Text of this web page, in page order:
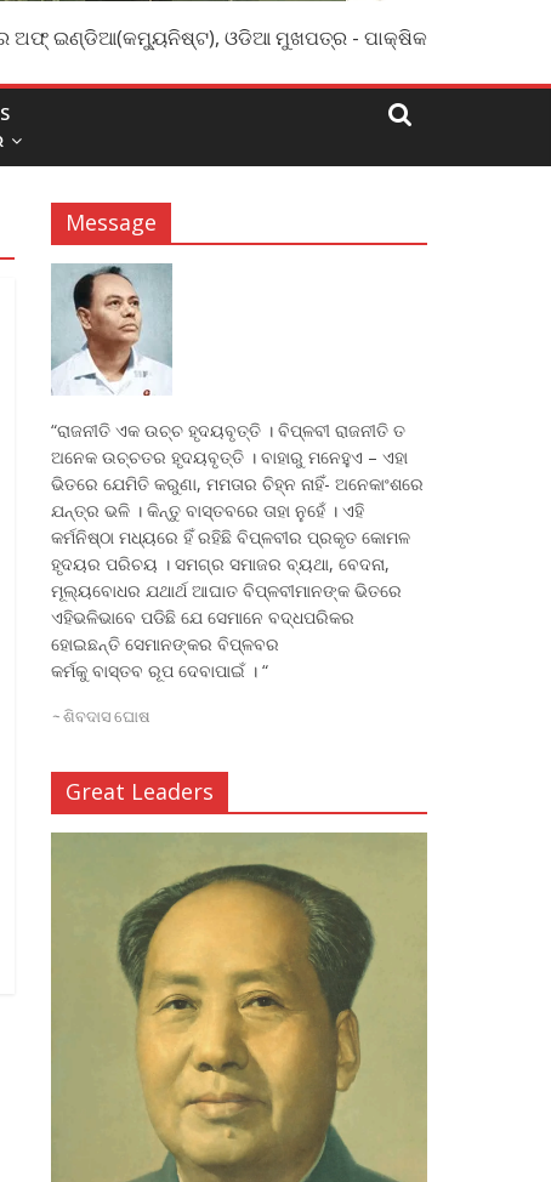
ଅଫ୍ ଇଣ୍ଡିଆ(କମ୍ୟୁନିଷ୍ଟ), ଓଡିଆ ମୁଖପତ୍ର - ପାକ୍ଷିକ
Message
“ରାଜନୀତି ଏକ ଉଚ୍ଚ ହୃଦୟବୃତ୍ତି । ବିପ୍ଳବୀ ରାଜନୀତି ତ
ଅନେକ ଉଚ୍ଚତର ହୃଦୟବୃତ୍ତି । ବାହାରୁ ମନେହୁଏ – ଏହା
ଭିତରେ ଯେମିତି କରୁଣା, ମମତାର ଚିହ୍ନ ନାହିଁ- ଅନେକାଂଶରେ
ଯନ୍ତ୍ର ଭଳି । କିନ୍ତୁ ବାସ୍ତବରେ ତାହା ନୁହେଁ । ଏହି
କର୍ମନିଷ୍ଠା ମଧ୍ୟରେ ହିଁ ରହିଛି ବିପ୍ଳବୀର ପ୍ରକୃତ କୋମଳ
ହୃଦୟର ପରିଚୟ । ସମଗ୍ର ସମାଜର ବ୍ୟଥା, ବେଦନା,
ମୂଲ୍ୟବୋଧର ଯଥାର୍ଥ ଆଘାତ ବିପ୍ଳବୀମାନଙ୍କ ଭିତରେ
ଏହିଭଳିଭାବେ ପଡିଛି ଯେ ସେମାନେ ବଦ୍ଧପରିକର
ହୋଇଛନ୍ତି ସେମାନଙ୍କର ବିପ୍ଳବର
କର୍ମକୁ ବାସ୍ତବ ରୂପ ଦେବାପାଇଁ । “
~ଶିବଦାସ ଘୋଷ
Great Leaders